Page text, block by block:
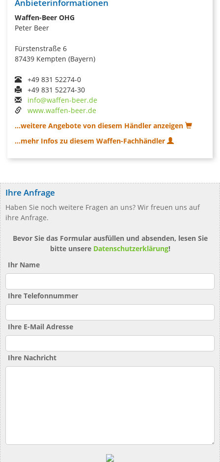
Anbieterinformationen
Waffen-Beer OHG
Peter Beer
Fürstenstraße 6
87439 Kempten (Bayern)
+49 831 52274-0
+49 831 52274-30
info@waffen-beer.de
www.waffen-beer.de
...weitere Angebote von diesem Händler anzeigen
...mehr Infos zu diesem Waffen-Fachhändler
Ihre Anfrage
Haben Sie noch weitere Fragen an uns? Wir freuen uns auf
ihre Anfrage.
Bevor Sie das Formular ausfüllen und absenden, lesen Sie
bitte unsere Datenschutzerklärung!
Ihr Name
Ihre Telefonnummer
Ihre E-Mail Adresse
Ihre Nachricht